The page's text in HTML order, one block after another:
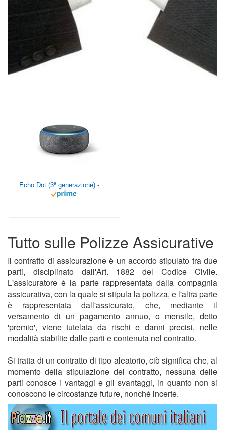
Echo Dot (3ª generazione) - Altoparlante intelligente con integrazione Alexa - Tessuto antracite
Tutto sulle Polizze Assicurative
Il contratto di assicurazione è un accordo stipulato tra due
parti, disciplinato dall'Art. 1882 del Codice Civile.
L'assicuratore è la parte rappresentata dalla compagnia
assicurativa, con la quale si stipula la polizza, e l'altra parte
è rappresentata dall'assicurato, che, mediante il
versamento di un pagamento annuo, o mensile, detto
'premio', viene tutelata da rischi e danni precisi, nelle
modalità stabilite dalle parti e contenuta nel contratto.
Si tratta di un contratto di tipo aleatorio, ciò significa che, al
momento della stipulazione del contratto, nessuna delle
parti conosce i vantaggi e gli svantaggi, in quanto non si
conoscono le circostanze future, nonché incerte.